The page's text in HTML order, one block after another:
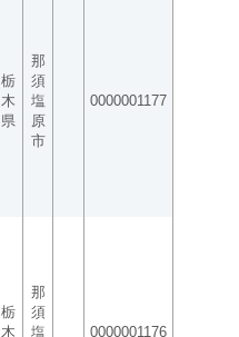
栃
木
県
那
須
塩
原
市
0000001177
栃
木
那
須
塩
0000001176